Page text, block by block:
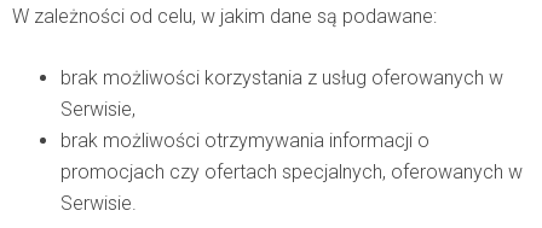
W zależności od celu, w jakim dane są podawane:
brak możliwości korzystania z usług oferowanych w
Serwisie,
brak możliwości otrzymywania informacji o
promocjach czy ofertach specjalnych, oferowanych w
Serwisie.